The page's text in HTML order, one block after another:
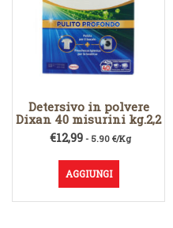
Detersivo in polvere
Dixan 40 misurini kg.2,2
€12,99 - 5.90 €/Kg
AGGIUNGI